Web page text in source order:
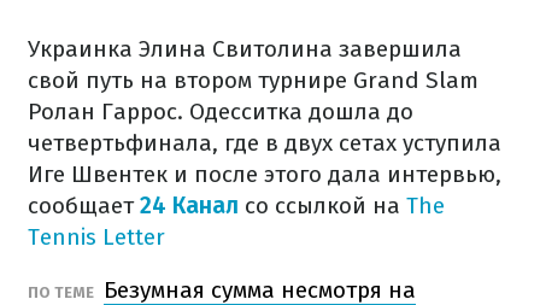
Украинка Элина Свитолина завершила
свой путь на втором турнире Grand Slam
Ролан Гаррос. Одесситка дошла до
четвертьфинала, где в двух сетах уступила
Иге Швентек и после этого дала интервью,
сообщает24 Канал со ссылкой на The
Tennis Letter
ПО ТЕМЕ
Безумная сумма несмотря на